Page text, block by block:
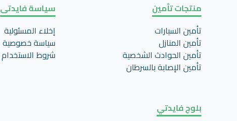
منتجات تأمين
تأمين السيارات
تأمين المنازل
تأمين الحوادث الشخصية
تأمين اﻹصابة بالسرطان
سياسة فايدتى
إخلاء المسئولية
سياسة خصوصية
شروط الاستخدام
بلوج فايدتي